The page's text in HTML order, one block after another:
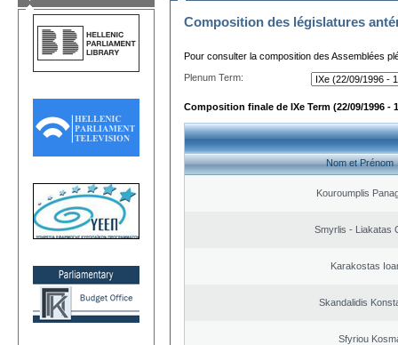
Composition des législatures
Pour consulter la composition des Assemblées
Plenum Term:
Composition finale de IXe Term (22/09/1996 -
Nom et Prénom
Kouroumplis
Smyrlis - Liakatas
Karakostas
Skandalidis
Sfyriou